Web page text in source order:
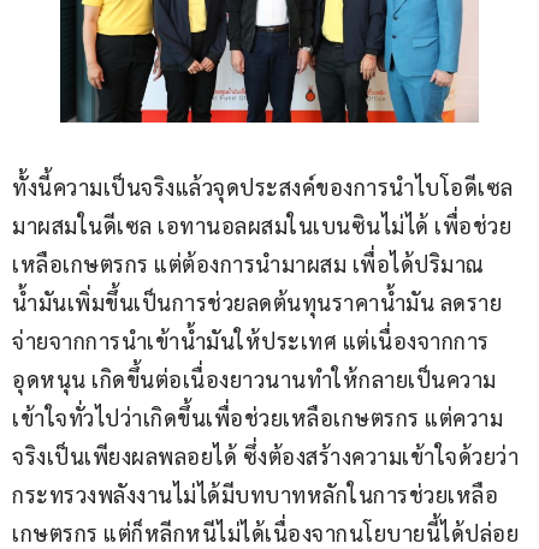
ทั้งนี้ความเป็นจริงแล้วจุดประสงค์ของการนำไบโอดีเซล
มาผสมในดีเซล เอทานอลผสมในเบนซินไม่ได้ เพื่อช่วย
เหลือเกษตรกร แต่ต้องการนำมาผสม เพื่อได้ปริมาณ
น้ำมันเพิ่มขึ้นเป็นการช่วยลดต้นทุนราคาน้ำมัน ลดราย
จ่ายจากการนำเข้าน้ำมันให้ประเทศ แต่เนื่องจากการ
อุดหนุน เกิดขึ้นต่อเนื่องยาวนานทำให้กลายเป็นความ
เข้าใจทั่วไปว่าเกิดขึ้นเพื่อช่วยเหลือเกษตรกร แต่ความ
จริงเป็นเพียงผลพลอยได้ ซึ่งต้องสร้างความเข้าใจด้วยว่า
กระทรวงพลังงานไม่ได้มีบทบาทหลักในการช่วยเหลือ
เกษตรกร แต่ก็หลีกหนีไม่ได้เนื่องจากนโยบายนี้ได้ปล่อย